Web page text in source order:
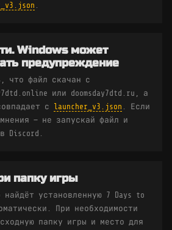
.
Windows может
предупреждение
что файл скачан с
или doomsday7dtd.ru, а
с launcher_v3.json . Если
— не запускай файл и
Discord.
папку игры
найдёт установленную 7 Days to
При необходимости
папку игры и место для